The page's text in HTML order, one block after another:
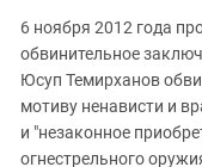
6 ноября 2012 года
обвинительное
Юсуп Темирханов
мотиву ненависти и
и "незаконное
огнестрельного